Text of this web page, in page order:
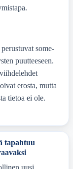
some-
puutteeseen.
erosta, mutta
tietoa ei ole.
tapahtuu
uusi